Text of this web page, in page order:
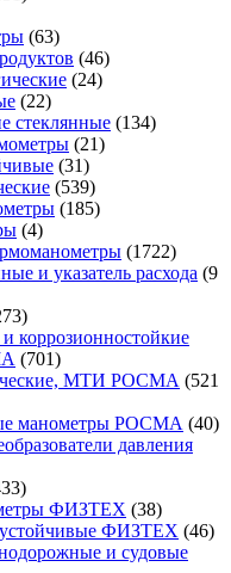
6363
товара
4646
2424
2222
товара
стеклянные 134134
2121
3131
товар
539539
товаров
185185
44
товара
17221722
товара
и указатель расхода 9
1273
товара
коррозионностойкие
701701
товарМТИ РОСМА
521
манометры РОСМА 4040
давления
433
товараФИЗТЕХ 3838
товаров
ФИЗТЕХ 4646
и судовые